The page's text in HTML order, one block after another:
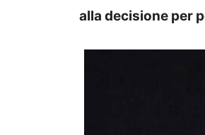
alla decisione per